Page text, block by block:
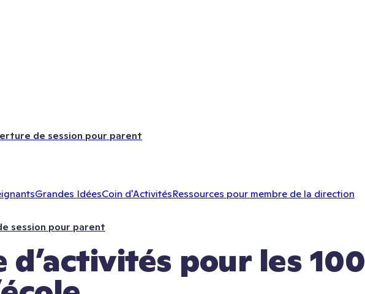
de session pour parent
Grandes IdéesCoin d'ActivitésRessources pour membre de la direction
session pour parent
d’activités pour les 100